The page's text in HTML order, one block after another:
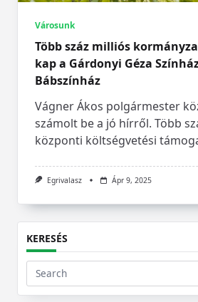
Városunk
Több száz milliós
kap a Gárdonyi Géza
Bábszínház
Vágner Ákos polgármester
számolt be a jó hírről. Több
központi költségvetési
Egrivalasz Ápr 9, 2025
KERESÉS
Search
for: